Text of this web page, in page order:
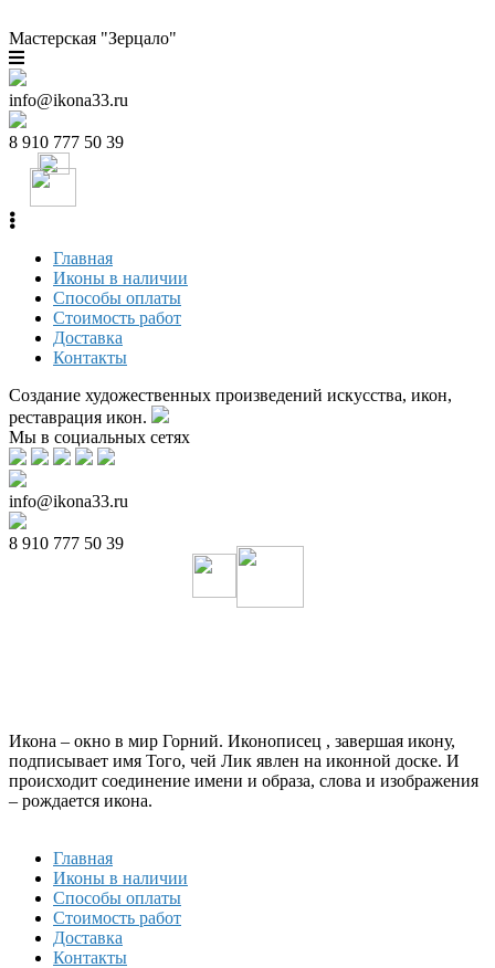
Мастерская "Зерцало"
info@ikona33.ru
8 910 777 50 39
Главная
Иконы в наличии
Способы оплаты
Стоимость работ
Доставка
Контакты
Создание художественных произведений искусства, икон,
реставрация икон.
Мы в социальных сетях
info@ikona33.ru
8 910 777 50 39
Икона – окно в мир Горний. Иконописец , завершая икону,
подписывает имя Того, чей Лик явлен на иконной доске. И
происходит соединение имени и образа, слова и изображения
– рождается икона.
Главная
Иконы в наличии
Способы оплаты
Стоимость работ
Доставка
Контакты